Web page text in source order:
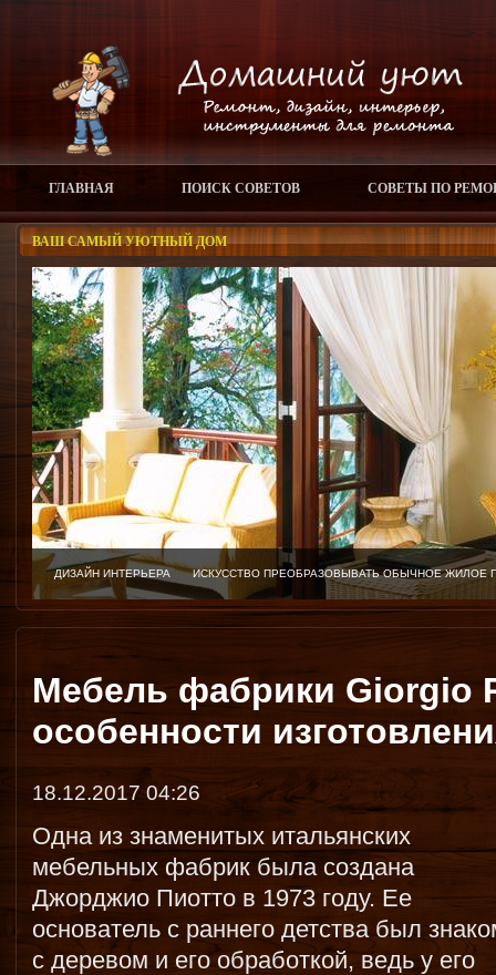
ГЛАВНАЯ ПОИСК СОВЕТОВ СОВЕТЫ ПО
ВАШ САМЫЙ УЮТНЫЙ ДОМ
ДИЗАЙН ИНТЕРЬЕРА ИСКУССТВО ПРЕОБРАЗОВЫВАТЬ ОБЫЧНОЕ
Мебель фабрики Giorgio
особенности
18.12.2017 04:26
Одна из знаменитых итальянских
мебельных фабрик была создана
Джорджио Пиотто в 1973 году. Ее
основатель с раннего детства был
с деревом и его обработкой, ведь у его